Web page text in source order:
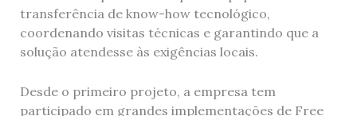
transferência de know-how tecnológico,
coordenando visitas técnicas e garantindo que a
solução atendesse às exigências locais.
Desde o primeiro projeto, a empresa tem
participado em grandes implementações de Free